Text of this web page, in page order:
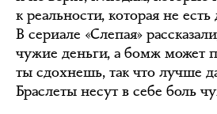
к реальности, которая не есть
В сериале «Слепая»
чужие деньги, а бомж может
ты сдохнешь, так что лучше
Браслеты несут в себе боль